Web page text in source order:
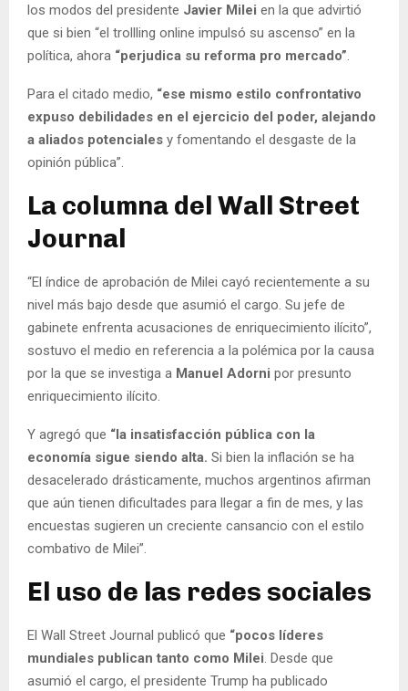
los modos del presidente Javier Milei en la que advirtió
que si bien “el trollling online impulsó su ascenso” en la
política, ahora “perjudica su reforma pro mercado”.
Para el citado medio, “ese mismo estilo confrontativo
expuso debilidades en el ejercicio del poder, alejando
a aliados potenciales y fomentando el desgaste de la
opinión pública”.
La columna del Wall Street
Journal
“El índice de aprobación de Milei cayó recientemente a su
nivel más bajo desde que asumió el cargo. Su jefe de
gabinete enfrenta acusaciones de enriquecimiento ilícito”,
sostuvo el medio en referencia a la polémica por la causa
por la que se investiga a Manuel Adorni por presunto
enriquecimiento ilícito.
Y agregó que “la insatisfacción pública con la
economía sigue siendo alta. Si bien la inflación se ha
desacelerado drásticamente, muchos argentinos afirman
que aún tienen dificultades para llegar a fin de mes, y las
encuestas sugieren un creciente cansancio con el estilo
combativo de Milei”.
El uso de las redes sociales
El Wall Street Journal publicó que “pocos líderes
mundiales publican tanto como Milei. Desde que
asumió el cargo, el presidente Trump ha publicado